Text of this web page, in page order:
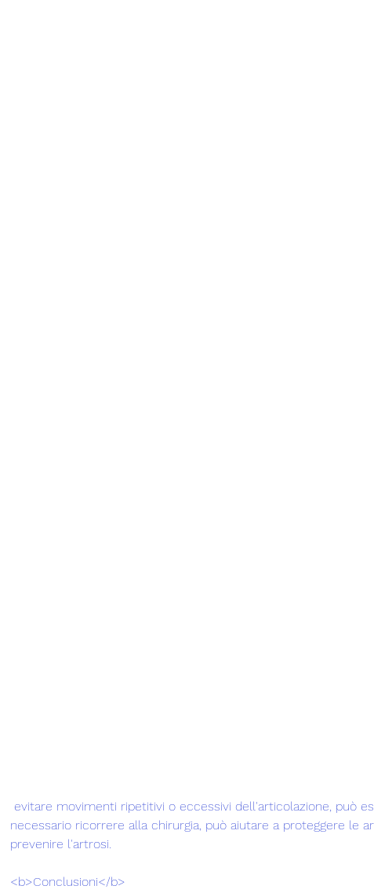
necessario ricorrere alla chirurgia, può aiutare a proteggere le
prevenire l'artrosi.
<b>Conclusioni</b>